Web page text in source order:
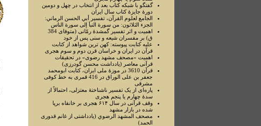
گفتگو با شبکه کتاب بعد از انتخاب در چهل و دومین
دورۀ جایزۀ کتاب سال ایران
الجامع لعلوم القرآن، تفسير أبي الحسن الرماني:
الجزء الثلاثون: من سورة النبأ إلی سورة الناس
اهمیت و اثر تفسیر گمشدۀ رمّانی (متوفای 384
ق) بر مفسران شیعه و سنی پس از خود
علیه کتابت پیوسته: کهن ترین شواهد از کتابت
قرآن در ایران و خراسان قرن دوم و سوم هجری
اهمیت «مصحف مشهد رضوی» در تحقیقات
قرآنی معاصر (یادداشت محسن گودرزی)
قرآن 3610 در موزۀ ملی ایران، کتابت ابومحمد
جعفر بن علی الوراق در 416 قمری به خط کوفی
مشرقی
پاره‌ای از یک تفسیر ناشناختۀ معتزلی، احتمالاً از
سدۀ چهارم یا پنجم هجری
وقف قرآنی در سال ۶۱۴ هجری بر خانقاه برپا
شده در بازار مشهد
مصحف المشهد الرضوي (یادداشتی از غانم قدوری
الحمد)